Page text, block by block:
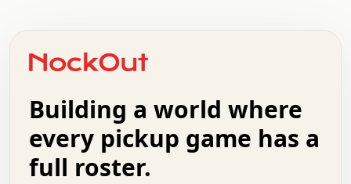
+   .   .   .   .   .   .   .   .   .   +   .   .
.   .   .   .   .   .   .   .   .   .   .   :   .
.   .   .   .   +   .   .   .   .   .   .   .   +
.   :   .   .   .   .   .   .   .   .   o   .   .
.   .   x   .   .   .   .   .   .   :   .   .   o
.   .   .   .   :   .   .   .   .   o   .   .   .
Building a world where
every pickup game has a
full roster.